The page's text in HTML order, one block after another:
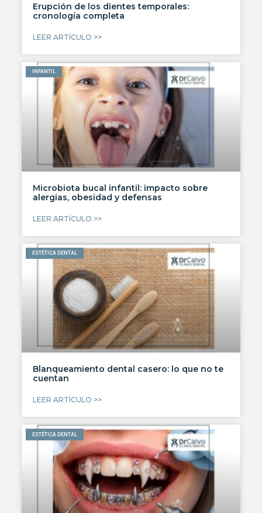
Erupción de los dientes temporales:
cronología completa
LEER ARTÍCULO >>
INFANTIL
Microbiota bucal infantil: impacto sobre
alergias, obesidad y defensas
LEER ARTÍCULO >>
ESTÉTICA DENTAL
Blanqueamiento dental casero: lo que no te
cuentan
LEER ARTÍCULO >>
ESTÉTICA DENTAL